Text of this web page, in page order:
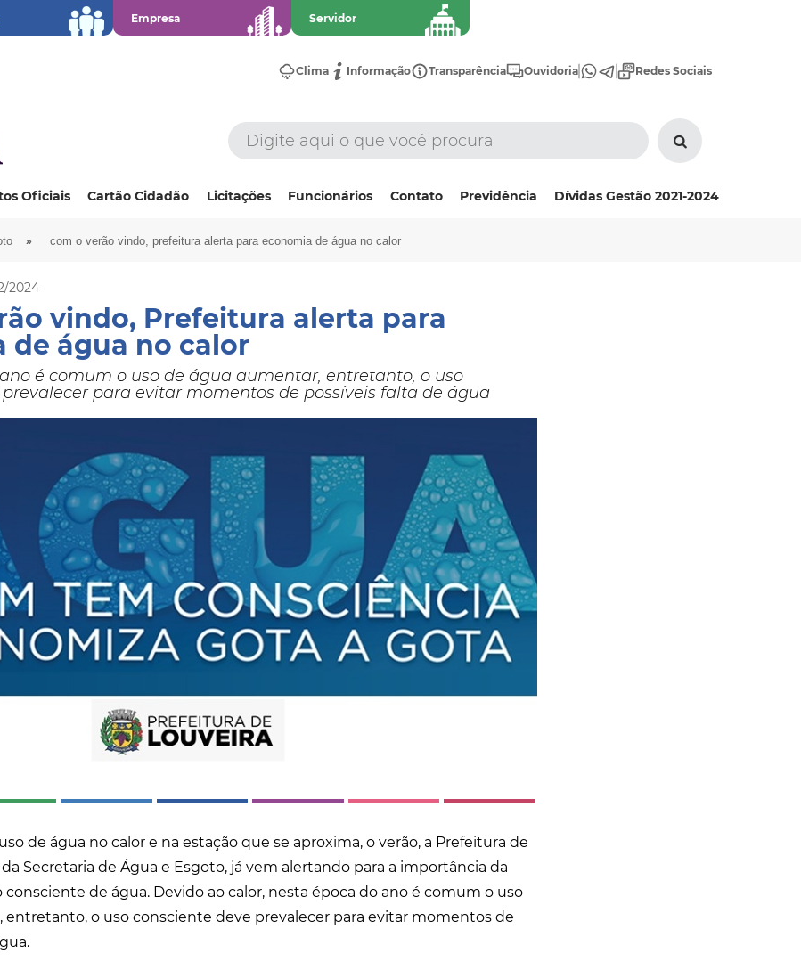
Empresa Servidor
Clima Informação Transparência Ouvidoria Redes Sociais
Oficiais Cartão Cidadão Licitações Funcionários Contato Previdência Dívidas Gestão 2021-2024
» com o verão vindo, prefeitura alerta para economia de água no calor
2024
vindo, Prefeitura alerta para
de água no calor
é comum o uso de água aumentar, entretanto, o uso
para evitar momentos de possíveis falta de água
de água no calor e na estação que se aproxima, o verão, a Prefeitura de
Secretaria de Água e Esgoto, já vem alertando para a importância da
de água. Devido ao calor, nesta época do ano é comum o uso
entretanto, o uso consciente deve prevalecer para evitar momentos de